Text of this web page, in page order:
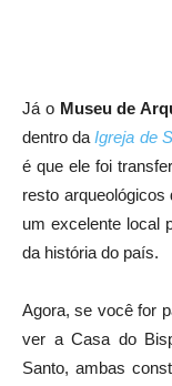
Já o Museu de
dentro daIgreja de
é que ele foi
resto
um excelente local
da história do país.
Agora, se você for
ver a Casa do
Santo, ambas